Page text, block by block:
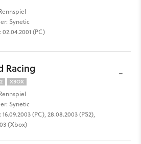
Synetic
02.04.2001 (PC)
Racing
XBOX
Synetic
16.09.2003 (PC), 28.08.2003 (PS2),
(Xbox)
-